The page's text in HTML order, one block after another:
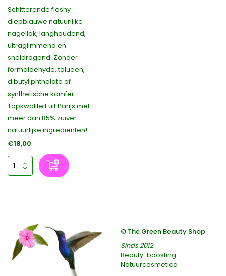
Schitterende flashy
diepblauwe natuurlijke
nagellak, langhoudend,
ultraglimmend en
sneldrogend. Zonder
formaldehyde, tolueen,
dibutyl phthalate of
synthetische kamfer.
Topkwaliteit uit Parijs met
meer dan 85% zuiver
natuurlijke ingrediënten!
€18,00
© The Green Beauty Shop
Sinds 2012
Beauty-boosting
Natuurcosmetica